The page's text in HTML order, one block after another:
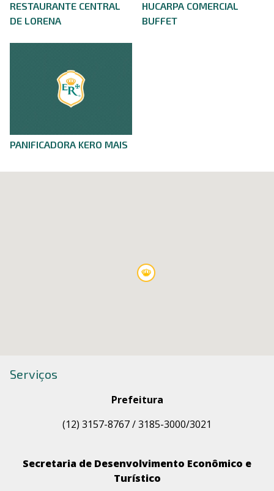
RESTAURANTE CENTRAL
DE LORENA
HUCARPA COMERCIAL
BUFFET
PANIFICADORA KERO MAIS
Serviços
Prefeitura
(12) 3157-8767 /3185-3000/3021
Secretaria de Desenvolvimento Econômico e
Turístico